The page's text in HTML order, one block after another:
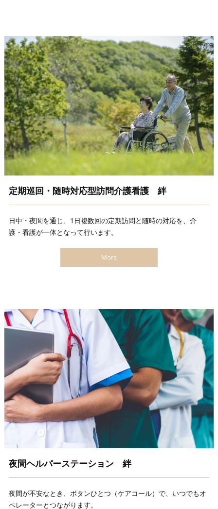
定期巡回・随時対応型訪問介護看護 絆
日中・夜間を通じ、1日複数回の定期訪問と随時の対応を、介
護・看護が一体となって行います。
More
夜間ヘルパーステーション 絆
夜間が不安なとき、ボタンひとつ（ケアコール）で、いつでもオ
ペレーターとつながります。